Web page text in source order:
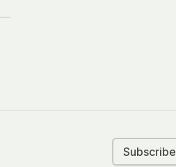
Subscribe